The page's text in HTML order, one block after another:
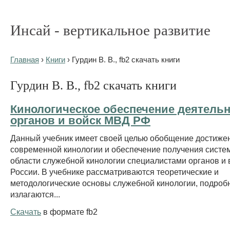
Инсай - вертикальное развитие
Главная › Книги › Гурдин В. В., fb2 скачать книги
Гурдин В. В., fb2 скачать книги
Кинологическое обеспечение
органов и войск МВД РФ
Данный учебник имеет своей целью обобщение
современной кинологии и обеспечение получения
области служебной кинологии специалистами органов
России. В учебнике рассматриваются теоретические и
методологические основы служебной кинологии,
излагаются...
Скачать в формате fb2